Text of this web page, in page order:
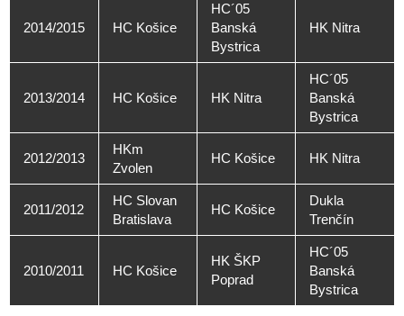
2014/2015 HC Košice
HC´05
Banská
Bystrica
HK Nitra
2013/2014 HC Košice HK Nitra
HC´05
Banská
Bystrica
2012/2013
HKm
Zvolen
HC Košice HK Nitra
2011/2012
HC Slovan
Bratislava
HC Košice
Dukla
Trenčín
2010/2011 HC Košice
HK ŠKP
Poprad
HC´05
Banská
Bystrica